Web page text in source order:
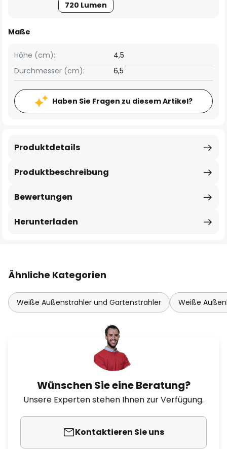
720 Lumen
Maße
Höhe (cm):
4,5
Durchmesser (cm):
6,5
Haben Sie Fragen zu diesem Artikel?
Produktbeschreibung
Produktdetails
Bewertungen
Herunterladen
Ähnliche Kategorien
Weiße Außenstrahler und Gartenstrahler Weiße
Wünschen Sie eine Beratung?
Unsere Experten stehen Ihnen zur Verfügung.
Kontaktieren Sie uns